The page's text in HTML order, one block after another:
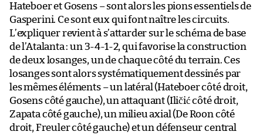
Hateboer et Gosens – sont alors les pions essentiels de
Gasperini. Ce sont eux qui font naître les circuits.
L’expliquer revient à s’attarder sur le schéma de base
de l’Atalanta : un 3-4-1-2, qui favorise la construction
de deux losanges, un de chaque côté du terrain. Ces
losanges sont alors systématiquement dessinés par
les mêmes éléments – un latéral (Hateboer côté droit,
Gosens côté gauche), un attaquant (Iličić côté droit,
Zapata côté gauche), un milieu axial (De Roon côté
droit, Freuler côté gauche) et un défenseur central